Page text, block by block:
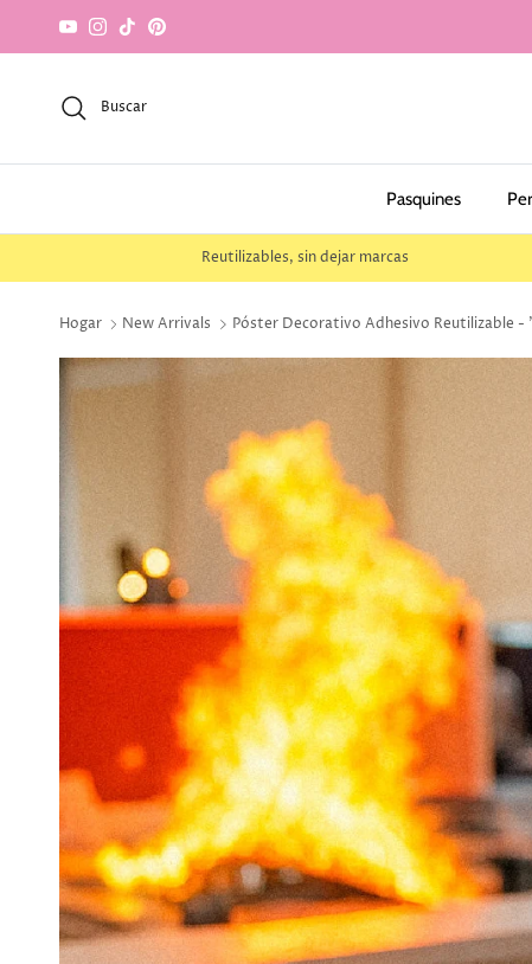
saltar al contenido
YouTubeInstagram
TikTokPinterest
Buscar
Pasquines
Reutilizables, sin dejar marcas
Hogar New Arrivals Póster Decorativo Adhesivo Reutilizable